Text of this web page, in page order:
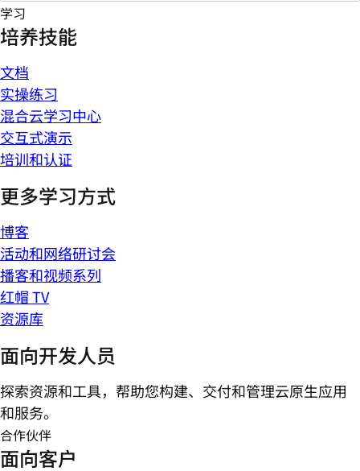
学习
培养技能
文档
实操练习
混合云学习中心
交互式演示
培训和认证
更多学习方式
博客
活动和网络研讨会
播客和视频系列
红帽 TV
资源库
面向开发人员
探索资源和工具，帮助您构建、交付和管理云原生应用
和服务。
合作伙伴
面向客户